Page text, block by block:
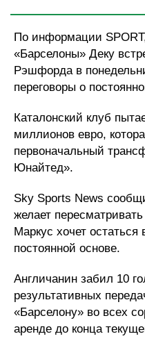
По информации
«Барселоны» Деку
Рэшфорда в
переговоры о
Каталонский клуб
миллионов евро,
первоначальный
Юнайтед».
Sky Sports News
желает
Маркус хочет остаться
постоянной основе.
Англичанин забил 10
результативных
«Барселону» во всех
аренде до конца